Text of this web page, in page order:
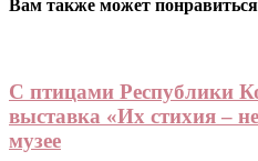
Вам также может понравиться
С птицами Республики
выставка «Их стихия –
музее